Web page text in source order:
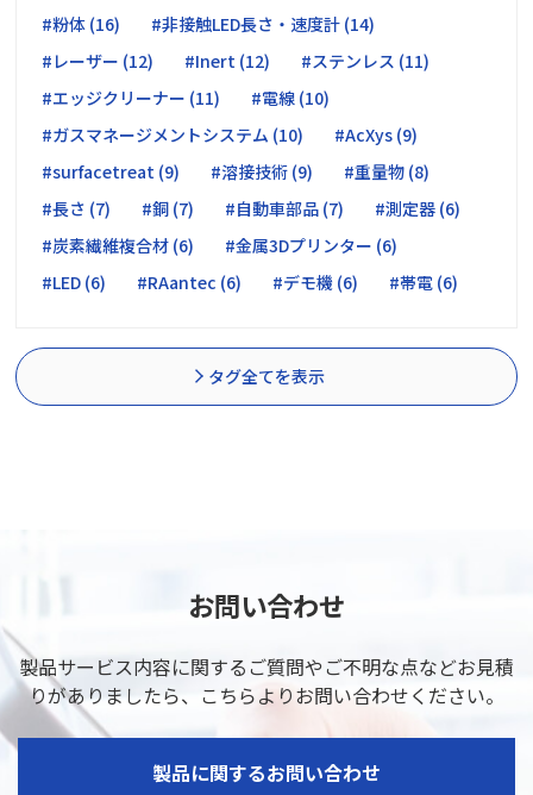
#粉体 (16)
#非接触LED長さ・速度計 (14)
#レーザー (12)
#Inert (12)
#ステンレス (11)
#エッジクリーナー (11)
#電線 (10)
#ガスマネージメントシステム (10)
#AcXys (9)
#surfacetreat (9)
#溶接技術 (9)
#重量物 (8)
#長さ (7)
#銅 (7) #自動車部品 (7)
#測定器 (6)
#炭素繊維複合材 (6)
#金属3Dプリンター (6)
#LED (6)
#RAantec (6) #デモ機 (6) #帯電 (6)
タグ全てを表示
お問い合わせ
製品サービス内容に関するご質問やご不明な点などお見積
りがありましたら、 こちらよりお問い合わせください。
製品に関するお問い合わせ